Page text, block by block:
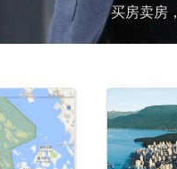
买房卖房